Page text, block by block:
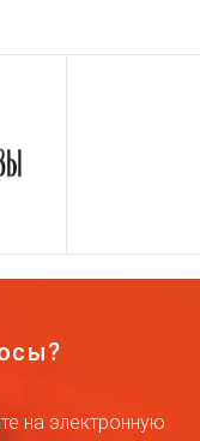
на электронную